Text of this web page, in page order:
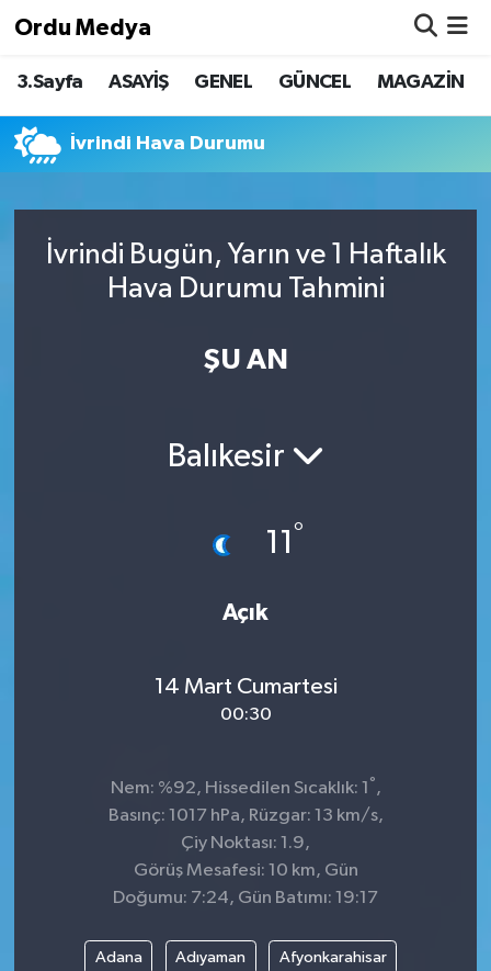
Ordu Medya
3.Sayfa ASAYİŞ GENEL GÜNCEL MAGAZİN
İvrindi Hava Durumu
İvrindi Bugün, Yarın ve 1 Haftalık
Hava Durumu Tahmini
ŞU AN
Balıkesir
11°
Açık
14 Mart Cumartesi
00:30
Nem: %92, Hissedilen Sıcaklık: 1 ° ,
Basınç: 1017 hPa, Rüzgar: 13 km/s,
Çiy Noktası: 1.9,
Görüş Mesafesi: 10 km, Gün
Doğumu: 7:24, Gün Batımı: 19:17
Adana Adıyaman Afyonkarahisar
ASAYİŞ
Basketbol
Borsa
SPOR
Nöbetçi Eczaneler
Hava Durumu
Trafik Durumu